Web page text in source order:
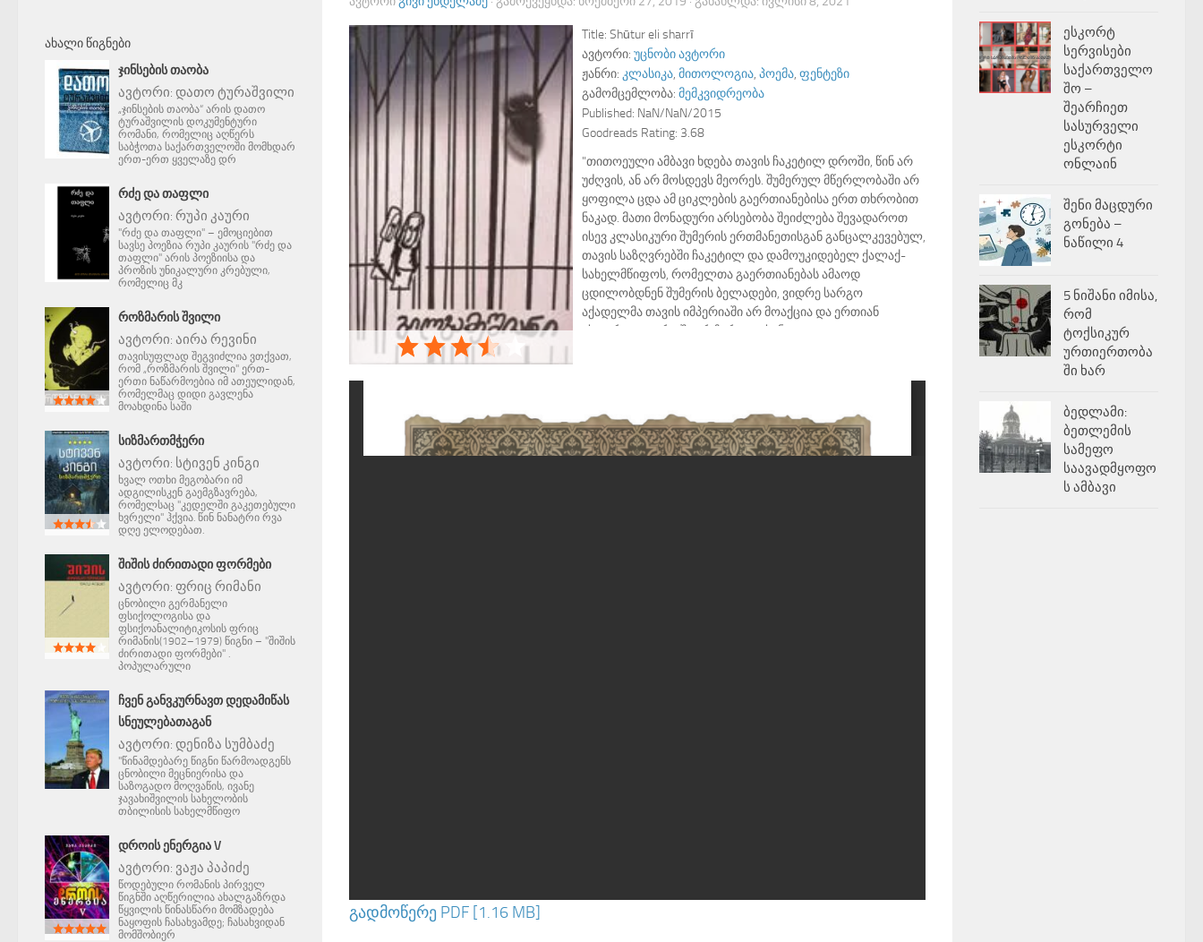
Title: Shūtur eli sharrī
ავტორი: უცნობი ავტორი
ჟანრი: კლასიკა, მითოლოგია, პოემა, ფენტეზი
გამომცემლობა: მემკვიდრეობა
Published: NaN/NaN/2015
Goodreads Rating: 3.68
"თითოეული ამბავი ხდება თავის ჩაკეტილ დროში, წინ არ
უძღვის, ან არ მოსდევს მეორეს. შუმერულ მწერლობაში არ
ყოფილა ცდა ამ ციკლების გაერთიანებისა ერთ თხრობით
ნაკად. მათი მონადური არსებობა შეიძლება შევადაროთ
ისევ კლასიკური შუმერის ერთმანეთისგან განცალკევებულ,
თავის საზღვრებში ჩაკეტილ და დამოუკიდებელ ქალაქ-
სახელმწიფოს, რომელთა გაერთიანებას ამაოდ
ცდილობდნენ შუმერის ბელადები, ვიდრე სარგო
აქადელმა თავის იმპერიაში არ მოაქცია და ერთიან
ისტორიულ დროში არ ჩართო ისინი."
გადმოწერე PDF [1.16 MB]
ᲐᲮᲐᲚᲘ ᲬᲘᲒᲜᲔᲑᲘ
ᲯᲘᲜᲡᲔᲑᲘᲡ ᲗᲐᲝᲑᲐ
ავტორი: დათო ტურაშვილი
„ჯინსების თაობა“ არის დათო
ტურაშვილის დოკუმენტური
რომანი, რომელიც აღწერს
საბჭოთა საქართველოში მომხდარ
ერთ-ერთ ყველაზე დრ
ᲠᲫᲔ ᲓᲐ ᲗᲐᲤᲚᲘ
ავტორი: რუპი კაური
"რძე და თაფლი" – ემოციებით
სავსე პოეზია რუპი კაურის "რძე და
თაფლი" არის პოეზიისა და
პროზის უნიკალური კრებული,
რომელიც მკ
ᲠᲝᲖᲛᲐᲠᲘᲡ ᲨᲕᲘᲚᲘ
ავტორი: აირა რევინი
თავისუფლად შეგვიძლია ვთქვათ,
რომ „როზმარის შვილი" ერთ-
ერთი ნაწარმოებია იმ ათეულიდან,
რომელმაც დიდი გავლენა
მოახდინა საში
ᲡᲘᲖᲛᲐᲠᲗᲛᲭᲔᲠᲘ
ავტორი: სტივენ კინგი
ხვალ ოთხი მეგობარი იმ
ადგილისკენ გაემგზავრება,
რომელსაც "კედელში გაკეთებული
ხვრელი" ჰქვია. წინ ნანატრი რვა
დღე ელოდებათ.
ᲨᲘᲨᲘᲡ ᲫᲘᲠᲘᲗᲐᲓᲘ ᲤᲝᲠᲛᲔᲑᲘ
ავტორი: ფრიც რიმანი
ცნობილი გერმანელი
ფსიქოლოგისა და
ფსიქოანალიტიკოსის ფრიც
რიმანის(1902–1979) წიგნი – "შიშის
ძირითადი ფორმები" .
პოპულარული
ᲩᲕᲔᲜ ᲒᲐᲜᲕᲙᲣᲠᲜᲐᲕᲗ ᲓᲔᲓᲐᲛᲘᲬᲐᲡ
ᲡᲜᲔᲣᲚᲔᲑᲐᲗᲐᲒᲐᲜ
ავტორი: დენიზა სუმბაძე
"წინამდებარე წიგნი წარმოადგენს
ცნობილი მეცნიერისა და
საზოგადო მოღვაწის, ივანე
ჯავახიშვილის სახელობის
თბილისის სახელმწიფო
ᲓᲠᲝᲘᲡ ᲔᲜᲔᲠᲒᲘᲐ V
ავტორი: ვაჟა პაპიძე
წოდებული რომანის პირველ
წიგნში აღწერილია ახალგაზრდა
წყვილის წინასწარი მომზადება
ნაყოფის ჩასახვამდე; ჩასახვიდან
მომშობიერ
ესკორტ
სერვისები
საქართველო
შო –
შეარჩიეთ
სასურველი
ესკორტი
ონლაინ
შენი მაცდური
გონება –
ნაწილი 4
5 ნიშანი იმისა,
რომ
ტოქსიკურ
ურთიერთობა
ში ხარ
ბედლამი:
ბეთლემის
სამეფო
საავადმყოფო
ს ამბავი